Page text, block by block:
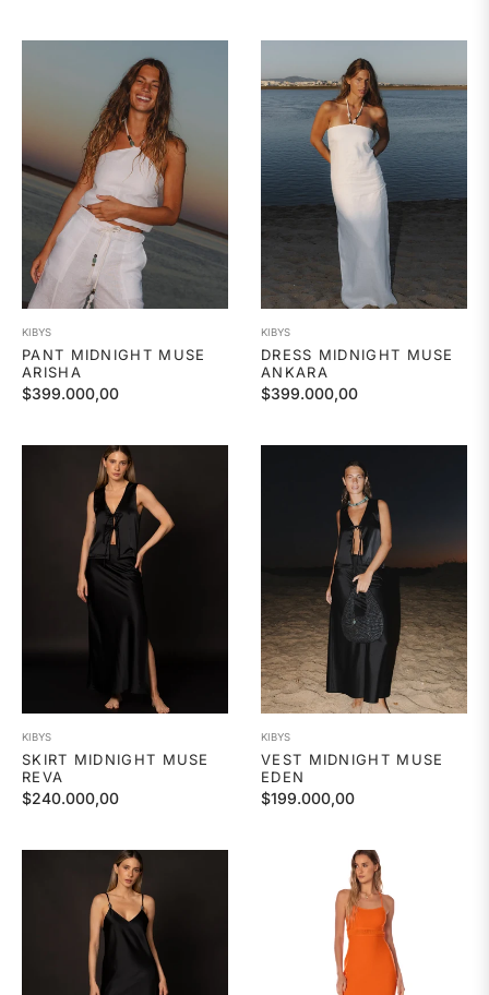
KIBYS
PANT MIDNIGHT MUSE
ARISHA
Precio
$399.000,00
KIBYS
DRESS MIDNIGHT MUSE
ANKARA
Precio
$399.000,00
KIBYS
SKIRT MIDNIGHT MUSE
REVA
Precio
$240.000,00
KIBYS
VEST MIDNIGHT MUSE
EDEN
Precio
$199.000,00